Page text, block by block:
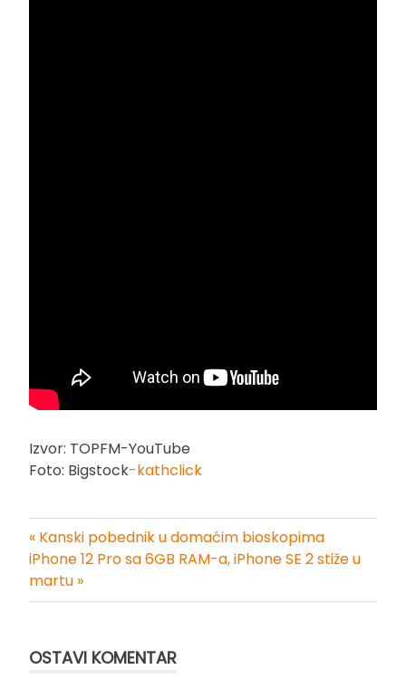
Izvor: TOPFM-YouTube
Foto: Bigstock-kathclick
Kretanje
članka
« Kanski pobednik u domaćim bioskopima
iPhone 12 Pro sa 6GB RAM-a, iPhone SE 2 stiže u
martu »
OSTAVI KOMENTAR